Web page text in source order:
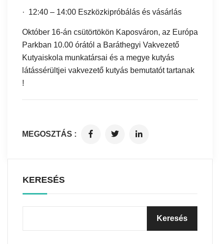
· 12:40 – 14:00 Eszközkipróbálás és vásárlás
Október 16-án csütörtökön Kaposváron, az Európa
Parkban 10.00 órától a Baráthegyi Vakvezető
Kutyaiskola munkatársai és a megye kutyás
látássérültjei vakvezető kutyás bemutatót tartanak
!
MEGOSZTÁS :
KERESÉS